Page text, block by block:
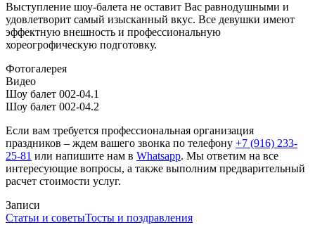
Выступление шоу-балета не оставит Вас равнодушными и
удовлетворит самый изысканный вкус. Все девушки имеют
эффектную внешность и профессиональную
хореогрофическую подготовку.
Фотогалерея
Видео
Шоу балет 002-04.1
Шоу балет 002-04.2
Если вам требуется профессиональная организация
праздников – ждем вашего звонка по телефону +7 (916) 233-
25-81 или напишите нам в Whatsapp. Мы ответим на все
интересующие вопросы, а также выполним предварительный
расчет стоимости услуг.
Записи
Статьи и советыТосты и поздравления